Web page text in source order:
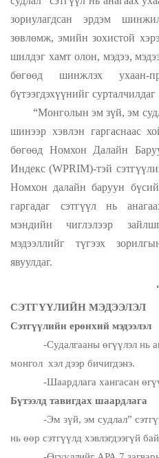
зориулагдсан эрдэм
зөвлөмж, эмийн зохистой
шилдэг хамт олон, мэдээ,
бөгөөд шинжлэх ухаан-
бүтээгдэхүүнийг
“Монголын эм зүй, эм
шинээр хэвлэн гаргаснаас
бөгөөд Номхон Далайн
Индекс (WPRIM)-тэй
Номхон далайн баруун
гаргадаг сэтгүүл нь
мэндийн чиглэлээр
мэдээллийг түгээх
явуулдаг.
“ЭМ ЗҮЙ,
СЭТГҮҮЛИЙН МЭДЭЭЛЭЛ
Сэтгүүлийн ерөнхий мэдээлэл
-Судалгааны өгүүлэл нь
монгол хэл дээр бичигдэнэ.
-Шаардлага хангасан
Бүтээлд тавигдах шаардлага
-Эм зүй, эм судлал”
нь өөр сэтгүүлд хэвлэгдээгүй